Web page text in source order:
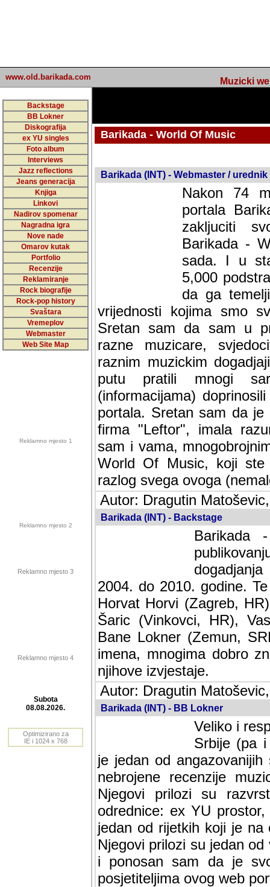
www.old.barikada.com Muzicki
Backstage
BB Lokner
Diskografija
ex YU singles
Foto album
Interviews
Jazz reflections
Jeans generacija
Knjiga
Linkovi
Nadirov spomenar
Nagradna igra
Nove nade
Omarov kutak
Portfolio
Recenzije
Reklamiranje
Rock biografije
Rock-pop history
Svaštara
Vremeplov
Webmaster
Web Site Map
Reklamno mjesto 1
Reklamno mjesto 2
Reklamno mjesto 3
Reklamno mjesto 4
Barikada - World Of Music
Barikada (INT) - Webmaster / urednik
Nakon 74
portala
zakljuciti
Barikada -
sada. I u
5,000
da ga
vrijednosti kojima smo
Sretan sam da sam u
muzicare, svjedociti
muzickim dogadjajima...
mnogi saradnici koji
doprinosili vrijednosti i
sam da je i moj web
imala razumijevanja za
mnogobrojnim
Music, koji ste ga
ovoga (nemalog) rada.
Autor: Dragutin
Barikada (INT) - Backstage
Barikada
2004. do 2010. godine.
Horvat Horvi (Zagreb,
Šaric (Vinkovci, HR),
Bane Lokner (Zemun,
imena, mnogima dobro
njihove izvjestaje.
Autor: Dragutin
Barikada (INT) - BB Lokner
Veliko i
Srbije (pa i
jedan od angazovanijih
nebrojene recenzije
Njegovi prilozi su
odrednice: ex YU
jedan od rijetkih koji je
Njegovi prilozi su jedan
i ponosan sam da je
posjetiteljima ovog web